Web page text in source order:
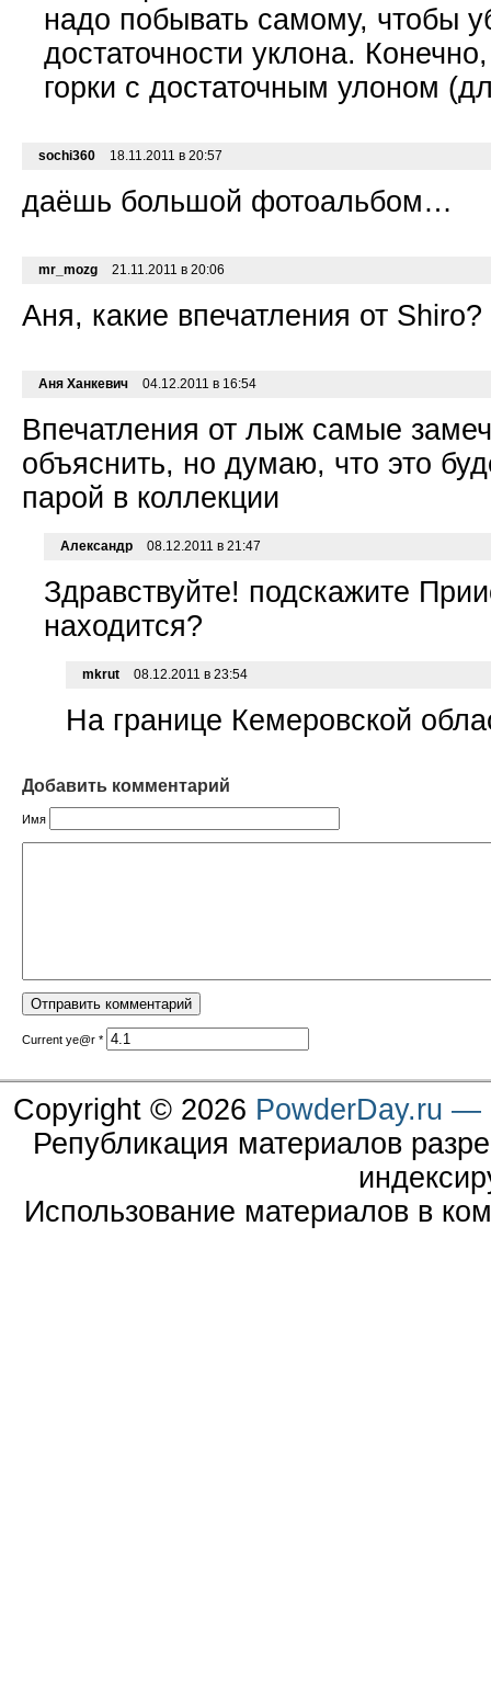
надо побывать самому, чтобы
достаточности уклона.
горки с достаточным улоном
sochi360 18.11.2011 в 20:57
даёшь большой фотоальбом…
mr_mozg 21.11.2011 в 20:06
Аня, какие впечатления от Shiro?
Аня Ханкевич 04.12.2011 в 16:54
Впечатления от лыж самые
объяснить, но думаю, что это
парой в коллекции
Александр 08.12.2011 в 21:47
Здравствуйте! подскажите
находится?
mkrut 08.12.2011 в 23:54
На границе Кемеровской
Добавить комментарий
Имя
Current ye@r *
Copyright © 2026 PowderDay.ru —
Републикация материалов
Использование материалов в